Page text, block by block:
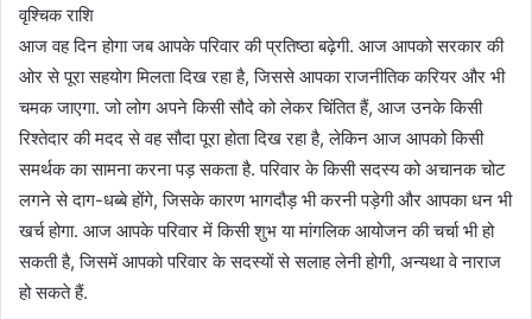
वृश्चिक राशि
आज वह दिन होगा जब आपके परिवार की प्रतिष्ठा बढ़ेगी. आज आपको सरकार की
ओर से पूरा सहयोग मिलता दिख रहा है, जिससे आपका राजनीतिक करियर और भी
चमक जाएगा. जो लोग अपने किसी सौदे को लेकर चिंतित हैं, आज उनके किसी
रिश्तेदार की मदद से वह सौदा पूरा होता दिख रहा है, लेकिन आज आपको किसी
समर्थक का सामना करना पड़ सकता है. परिवार के किसी सदस्य को अचानक चोट
लगने से दाग-धब्बे होंगे, जिसके कारण भागदौड़ भी करनी पड़ेगी और आपका धन भी
खर्च होगा. आज आपके परिवार में किसी शुभ या मांगलिक आयोजन की चर्चा भी हो
सकती है, जिसमें आपको परिवार के सदस्यों से सलाह लेनी होगी, अन्यथा वे नाराज
हो सकते हैं.